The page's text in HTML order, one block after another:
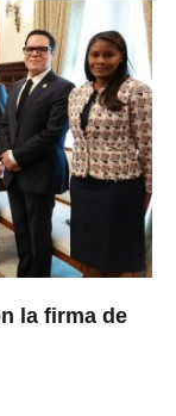
la firma de